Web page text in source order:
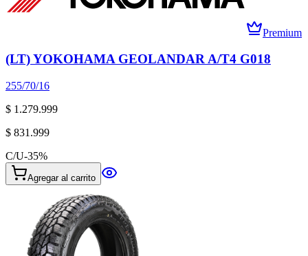
Premium
(LT) YOKOHAMA GEOLANDAR A/T4 G018
255/70/16
$ 1.279.999
$ 831.999
C/U-35%
Agregar al carrito